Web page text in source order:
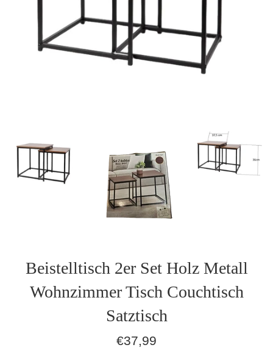
Beistelltisch 2er Set Holz Metall
Wohnzimmer Tisch Couchtisch
Satztisch
Normaler
€37,99